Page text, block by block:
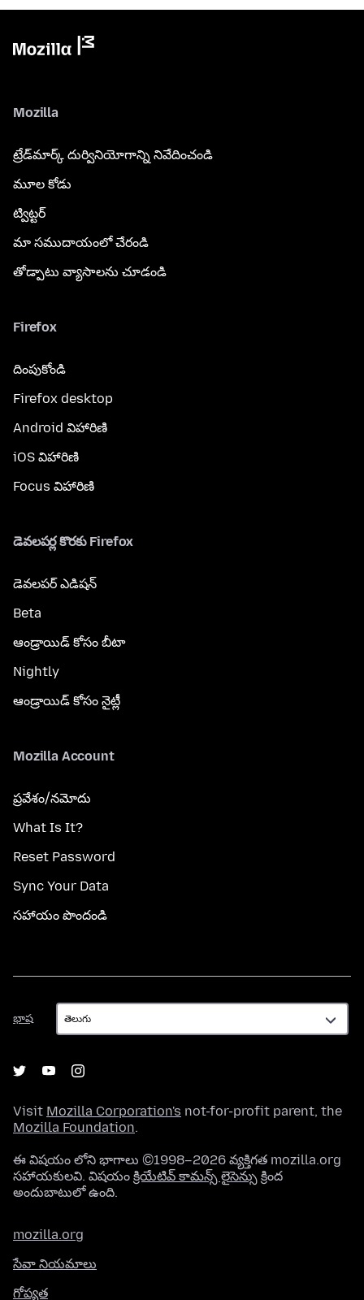
Mozilla
ట్రేడ్‌మార్క్ దుర్వినియోగాన్ని నివేదించండి
మూల కోడు
ట్విట్టర్
మా సముదాయంలో చేరండి
తోడ్పాటు వ్యాసాలను చూడండి
Firefox
దింపుకోండి
Firefox desktop
Android విహారిణి
iOS విహారిణి
Focus విహారిణి
డెవలపర్ల కొరకు Firefox
డెవలపర్ ఎడిషన్
Beta
ఆండ్రాయిడ్ కోసం బీటా
Nightly
ఆండ్రాయిడ్ కోసం నైట్లీ
Mozilla Account
ప్రవేశం/నమోదు
What Is It?
Reset Password
Sync Your Data
సహాయం పొందండి
భాష
భాష
Visit Mozilla Corporation's not-for-profit parent, the
Mozilla Foundation.
ఈ విషయం లోని భాగాలు ©1998–2026 వ్యక్తిగత mozilla.org
సహాయకులవి. విషయం క్రియేటివ్ కామన్స్ లైసెన్సు క్రింద
అందుబాటులో ఉంది.
mozilla.org
సేవా నియమాలు
గోప్యత